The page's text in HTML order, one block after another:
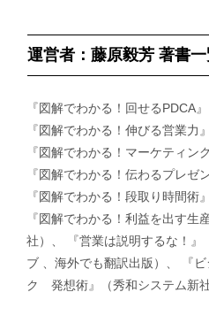
運営者：藤原毅芳 著書
『図解でわかる！回せるPDCA
『図解でわかる！伸びる営業力
『図解でわかる！マーケティン
『図解でわかる！伝わるプレゼ
『図解でわかる！段取り時間術
『図解でわかる！利益を出す生
社）、 『営業は説明するな！』
ブ 、海外でも翻訳出版）、 『
ク 発想術』（秀和システム新社